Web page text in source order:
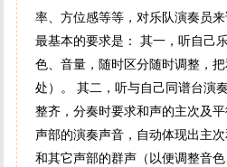
率、方位感等等，对乐队演奏员
最基本的要求是： 其一，听自己
色、音量，随时区分随时调整，
处）。 其二，听与自己同谱台演
整齐，分奏时要求和声的主次及
声部的演奏声音，自动体现出主
和其它声部的群声（以便调整音